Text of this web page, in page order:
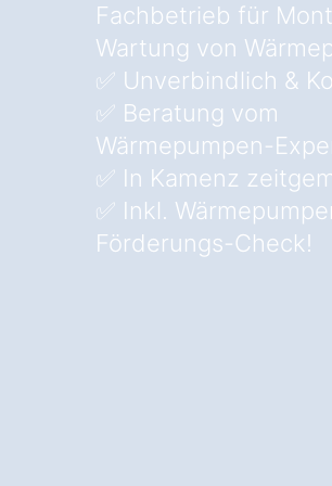
Fachbetrieb für
Wartung von
✅ Unverbindlich &
✅ Beratung vom
Wärmepumpen-
✅ In Kamenz
✅ Inkl.
Förderungs-Check!